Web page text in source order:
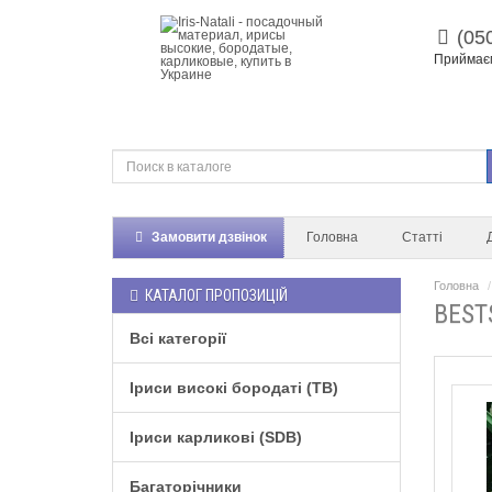
Замовити дзвінок Головна Статті
КАТАЛОГ ПРОПОЗИЦІЙ
Всі категорії
Іриси високі бородаті (TB)
Іриси карликові (SDB)
Багаторічники
Головна